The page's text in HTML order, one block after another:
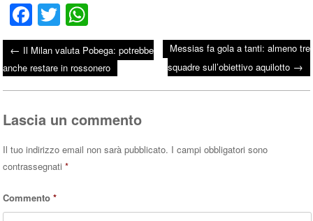
Fa
ce
bo
ok
T
wi
tte
r
ha
ts
A
Post navigation
← Il Milan valuta Pobega: potrebbe
anche restare in rossonero
Messias fa gola a tanti: almeno tre
squadre sull’obiettivo aquilotto →
Lascia un commento
Il tuo indirizzo email non sarà pubblicato. I campi obbligatori sono
contrassegnati*
Commento*